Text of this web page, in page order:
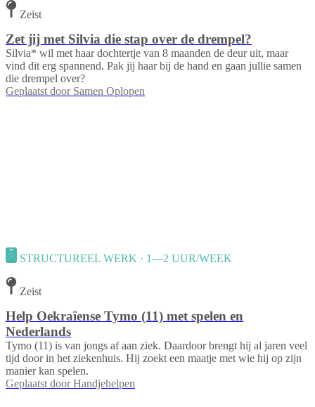
Zeist
Zet jij met Silvia die stap over de drempel?
Silvia* wil met haar dochtertje van 8 maanden de deur uit, maar
vind dit erg spannend. Pak jij haar bij de hand en gaan jullie samen
die drempel over?
Geplaatst door Samen Oplopen
STRUCTUREEL WERK · 1—2 UUR/WEEK
Zeist
Help Oekraïense Tymo (11) met spelen en
Nederlands
Tymo (11) is van jongs af aan ziek. Daardoor brengt hij al jaren veel
tijd door in het ziekenhuis. Hij zoekt een maatje met wie hij op zijn
manier kan spelen.
Geplaatst door Handjehelpen